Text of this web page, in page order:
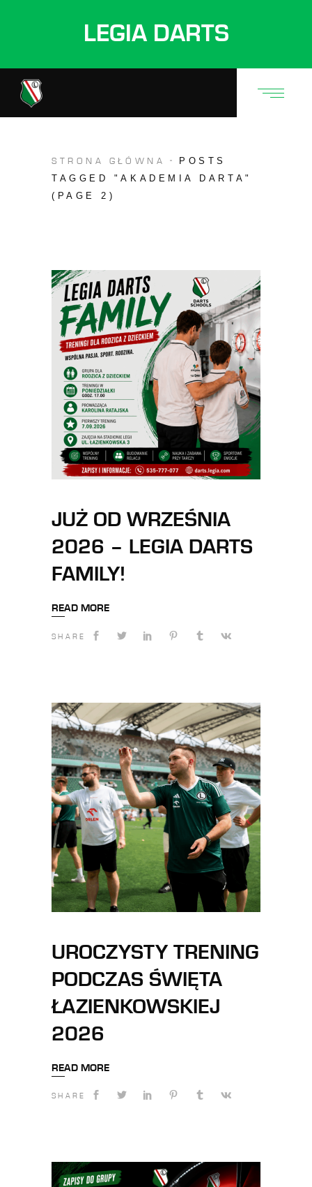
LEGIA DARTS
STRONA GŁÓWNA
POSTS
TAGGED "AKADEMIA DARTA"
(PAGE 2)
JUŻ OD WRZEŚNIA
2026 – LEGIA DARTS
FAMILY!
READ MORE
SHARE
UROCZYSTY TRENING
PODCZAS ŚWIĘTA
ŁAZIENKOWSKIEJ
2026
READ MORE
SHARE